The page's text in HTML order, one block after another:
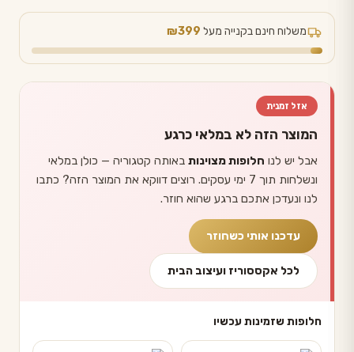
משלוח חינם בקנייה מעל ₪399
אזל זמנית
המוצר הזה לא במלאי כרגע
אבל יש לנו חלופות מצוינות באותה קטגוריה — כולן במלאי
ונשלחות תוך 7 ימי עסקים. רוצים דווקא את המוצר הזה? כתבו
לנו ונעדכן אתכם ברגע שהוא חוזר.
עדכנו אותי כשחוזר
לכל אקססוריז ועיצוב הבית
חלופות שזמינות עכשיו